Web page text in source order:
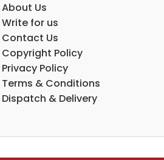
About Us
Write for us
Contact Us
Copyright Policy
Privacy Policy
Terms & Conditions
Dispatch & Delivery